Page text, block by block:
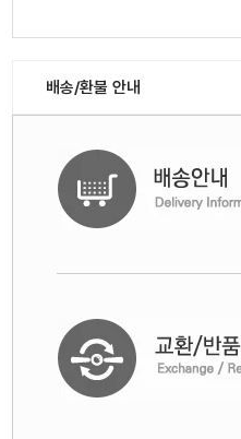
배송/환불 안내